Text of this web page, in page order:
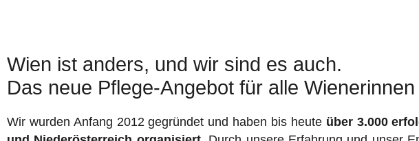
Wien ist anders, und wir sind es auch.
Das neue Pflege-Angebot für alle
Wir wurden Anfang 2012 gegründet und haben bis heute über 3.000